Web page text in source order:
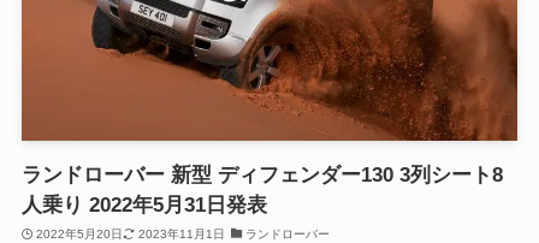
ランドローバー 新型 ディフェンダー130 3列シート8
人乗り 2022年5月31日発表
2022年5月20日 2023年11月1日 ランドローバー